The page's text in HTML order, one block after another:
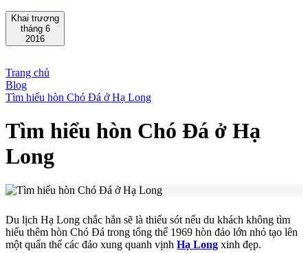
Khai trương
tháng 6
2016
Trang chủ
Blog
Tìm hiểu hòn Chó Đá ở Hạ Long
Tìm hiểu hòn Chó Đá ở Hạ
Long
Du lịch Hạ Long chắc hẳn sẽ là thiếu sót nếu du khách không tìm
hiểu thêm hòn Chó Đá trong tổng thể 1969 hòn đảo lớn nhỏ tạo lên
một quẩn thể các đảo xung quanh vịnh Hạ Long xinh đẹp.